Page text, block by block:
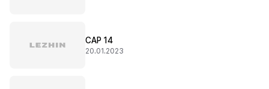
CAP 14
20.01.2023